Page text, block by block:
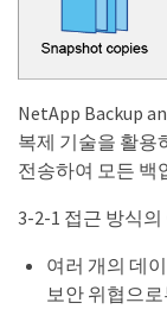
NetApp Backup
복제 기술을 활용
전송하여 모든 백
3-2-1 접근 방식
여러 개의 데
보안 위협으